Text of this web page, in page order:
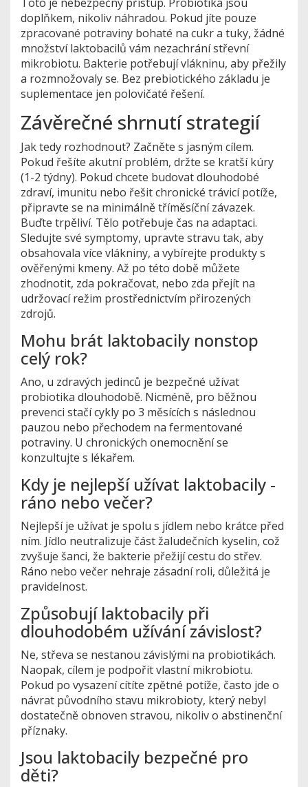
doplňkem, nikoliv náhradou. Pokud jíte pouze
zpracované potraviny bohaté na cukr a tuky, žádné
množství laktobacilů vám nezachrání střevní
mikrobiotu. Bakterie potřebují vlákninu, aby přežily
a rozmnožovaly se. Bez prebiotického základu je
suplementace jen polovičaté řešení.
Závěrečné shrnutí strategií
Jak tedy rozhodnout? Začněte s jasným cílem.
Pokud řešíte akutní problém, držte se kratší kúry
(1-2 týdny). Pokud chcete budovat dlouhodobé
zdraví, imunitu nebo řešit chronické trávicí potíže,
připravte se na minimálně tříměsíční závazek.
Buďte trpěliví. Tělo potřebuje čas na adaptaci.
Sledujte své symptomy, upravte stravu tak, aby
obsahovala více vlákniny, a vybírejte produkty s
ověřenými kmeny. Až po této době můžete
zhodnotit, zda pokračovat, nebo zda přejít na
udržovací režim prostřednictvím přirozených
zdrojů.
Mohu brát laktobacily nonstop
celý rok?
Ano, u zdravých jedinců je bezpečné užívat
probiotika dlouhodobě. Nicméně, pro běžnou
prevenci stačí cykly po 3 měsících s následnou
pauzou nebo přechodem na fermentované
potraviny. U chronických onemocnění se
konzultujte s lékařem.
Kdy je nejlepší užívat laktobacily -
ráno nebo večer?
Nejlepší je užívat je spolu s jídlem nebo krátce před
ním. Jídlo neutralizuje část žaludečních kyselin, což
zvyšuje šanci, že bakterie přežijí cestu do střev.
Ráno nebo večer nehraje zásadní roli, důležitá je
pravidelnost.
Způsobují laktobacily při
dlouhodobém užívání závislost?
Ne, střeva se nestanou závislými na probiotikách.
Naopak, cílem je podpořit vlastní mikrobiotu.
Pokud po vysazení cítíte zpětné potíže, často jde o
návrat původního stavu mikrobioty, který nebyl
dostatečně obnoven stravou, nikoliv o abstinenční
příznaky.
Jsou laktobacily bezpečné pro
děti?